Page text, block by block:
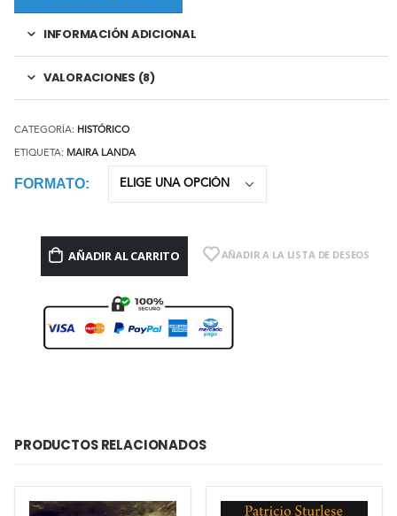
INFORMACIÓN ADICIONAL
VALORACIONES (8)
CATEGORÍA: HISTÓRICO
ETIQUETA: MAIRA LANDA
FORMATO
AÑADIR AL CARRITO AÑADIR A LA LISTA DE DESEOS
PRODUCTOS RELACIONADOS